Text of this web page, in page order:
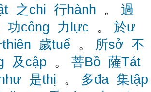
之chi 行hành 。 過
功công 力lực 。 於ư
歲tuế 。 所sở 不
及cập 。 菩Bồ 薩Tát
是thị 。 多đa 集tập